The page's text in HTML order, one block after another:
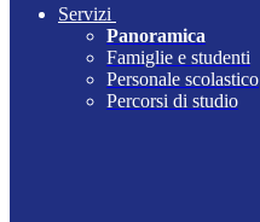
Servizi
Panoramica
Famiglie e studenti
Personale scolastico
Percorsi di studio